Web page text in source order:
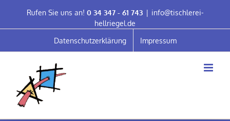
content
Rufen Sie uns an! 0 34 347 - 61 743 | info@tischlerei-
hellriegel.de
Datenschutzerklärung
Impressum